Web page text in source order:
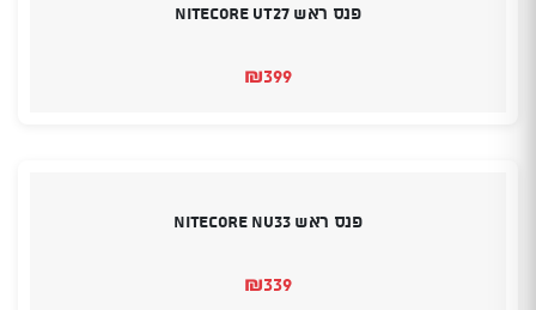
פנס ראש Nitecore UT27
₪399
פנס ראש Nitecore NU33
₪339